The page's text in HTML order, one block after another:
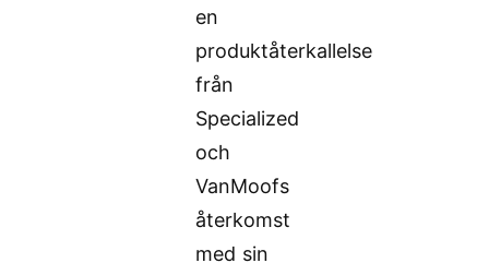
en
produktåterkallelse
från
Specialized
och
VanMoofs
återkomst
med sin